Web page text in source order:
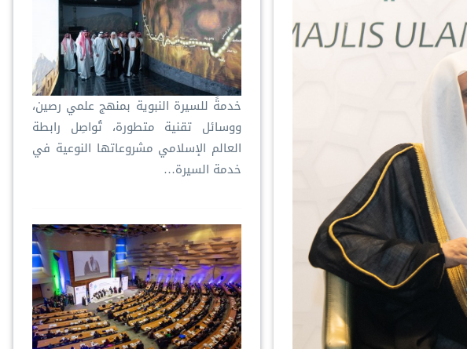
خدمةً للسيرة النبوية بمنهج علمي رصين،
ووسائل تقنية متطورة، تُواصِل رابطة
العالم الإسلامي مشروعاتها النوعية في
خدمة السيرة…